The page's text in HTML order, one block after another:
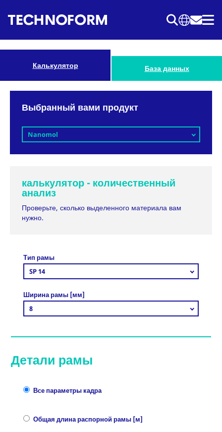
содержанию
Калькулятор База данных
Выбранный вами продукт
Nanomol
калькулятор - количественный
анализ
Проверьте, сколько выделенного материала вам
нужно.
Тип рамы
SP 14
Ширина рамы [мм]
8
Детали рамы
Все параметры кадра
Общая длина распорной рамы [м]